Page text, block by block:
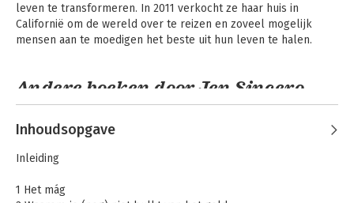
leven te transformeren. In 2011 verkocht ze haar huis in
Californië om de wereld over te reizen en zoveel mogelijk
mensen aan te moedigen het beste uit hun leven te halen.
Andere boeken door Jen Sincero
Inhoudsopgave
Inleiding
1 Het mág